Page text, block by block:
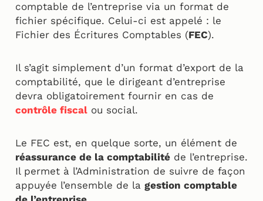
comptable de l’entreprise via un format de
fichier spécifique. Celui-ci est appelé : le
Fichier des Écritures Comptables (FEC).
Il s’agit simplement d’un format d’export de la
comptabilité, que le dirigeant d’entreprise
devra obligatoirement fournir en cas de
contrôle fiscal ou social.
Le FEC est, en quelque sorte, un élément de
réassurance de la comptabilité de l’entreprise.
Il permet à l’Administration de suivre de façon
appuyée l’ensemble de la gestion comptable